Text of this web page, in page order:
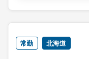
常勤 北海道